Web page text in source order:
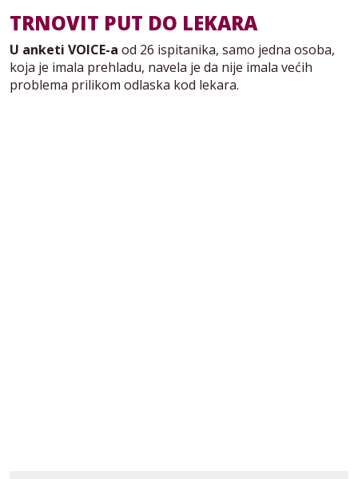
TRNOVIT PUT DO LEKARA
U anketi VOICE-a od 26 ispitanika, samo jedna osoba,
koja je imala prehladu, navela je da nije imala većih
problema prilikom odlaska kod lekara.